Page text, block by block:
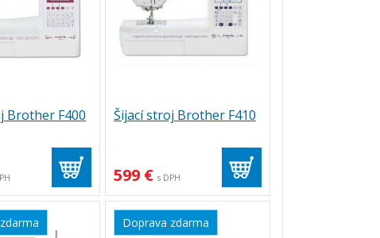
Brother F400 Šijací stroj Brother F410
599 € s DPH
Doprava zdarma